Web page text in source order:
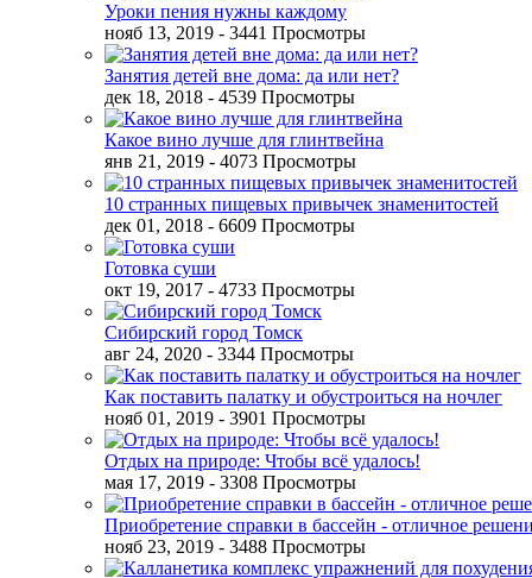
Уроки пения нужны каждому
нояб 13, 2019 - 3441 Просмотры
Занятия детей вне дома: да или нет?
дек 18, 2018 - 4539 Просмотры
Какое вино лучше для глинтвейна
янв 21, 2019 - 4073 Просмотры
10 странных пищевых привычек знаменитостей
дек 01, 2018 - 6609 Просмотры
Готовка суши
окт 19, 2017 - 4733 Просмотры
Сибирский город Томск
авг 24, 2020 - 3344 Просмотры
Как поставить палатку и обустроиться на ночлег
нояб 01, 2019 - 3901 Просмотры
Отдых на природе: Чтобы всё удалось!
мая 17, 2019 - 3308 Просмотры
Приобретение справки в бассейн - отличное
нояб 23, 2019 - 3488 Просмотры